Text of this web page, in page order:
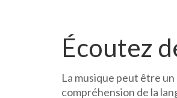
Écoutez
La musique peut être
compréhension de la